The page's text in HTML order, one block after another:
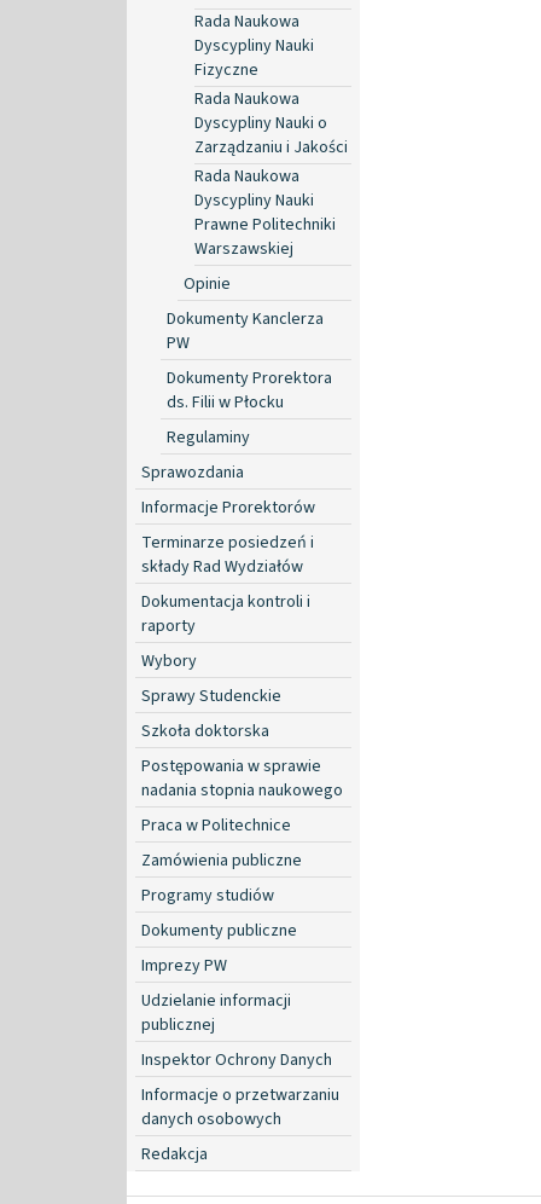
Rada Naukowa
Dyscypliny Nauki
Fizyczne
Rada Naukowa
Dyscypliny Nauki o
Zarządzaniu i Jakości
Rada Naukowa
Dyscypliny Nauki
Prawne Politechniki
Warszawskiej
Opinie
Dokumenty Kanclerza
PW
Dokumenty Prorektora
ds. Filii w Płocku
Regulaminy
Sprawozdania
Informacje Prorektorów
Terminarze posiedzeń i
składy Rad Wydziałów
Dokumentacja kontroli i
raporty
Wybory
Sprawy Studenckie
Szkoła doktorska
Postępowania w sprawie
nadania stopnia naukowego
Praca w Politechnice
Zamówienia publiczne
Programy studiów
Dokumenty publiczne
Imprezy PW
Udzielanie informacji
publicznej
Inspektor Ochrony Danych
Informacje o przetwarzaniu
danych osobowych
Redakcja